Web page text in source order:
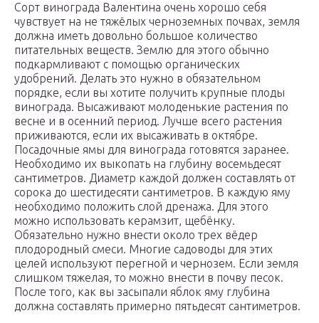
Сорт винограда Валентина очень хорошо себя
чувствует на не тяжёлых черноземных почвах, земля
должна иметь довольно большое количество
питательных веществ. Землю для этого обычно
подкармливают с помощью органических
удобрений. Делать это нужно в обязательном
порядке, если вы хотите получить крупные плоды
винограда. Высаживают молоденькие растения по
весне и в осенний период. Лучше всего растения
приживаются, если их высаживать в октябре.
Посадочные ямы для винограда готовятся заранее.
Необходимо их выкопать на глубину восемьдесят
сантиметров. Диаметр каждой должен составлять от
сорока до шестидесяти сантиметров. В каждую яму
необходимо положить слой дренажа. Для этого
можно использовать керамзит, щебёнку.
Обязательно нужно внести около трех вёдер
плодородный смеси. Многие садоводы для этих
целей используют перегной и чернозем. Если земля
слишком тяжелая, то можно внести в почву песок.
После того, как вы засыпали яблок яму глубина
должна составлять примерно пятьдесят сантиметров.